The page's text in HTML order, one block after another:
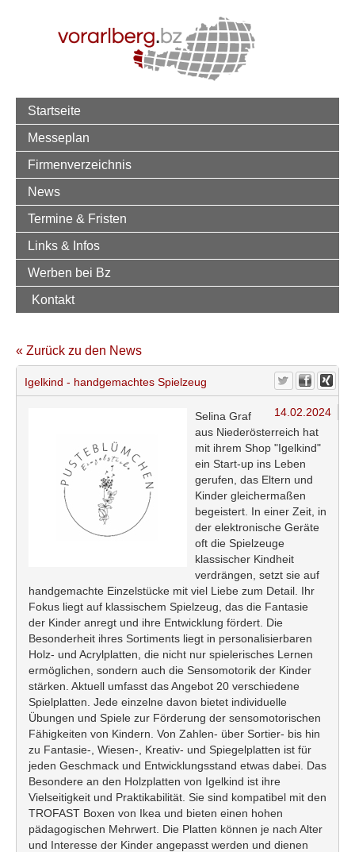
Startseite
Messeplan
Firmenverzeichnis
News
Termine & Fristen
Links & Infos
Werben bei Bz
Kontakt
« Zurück zu den News
Igelkind - handgemachtes Spielzeug
14.02.2024
Selina Graf
aus Niederösterreich hat
mit ihrem Shop "Igelkind"
ein Start-up ins Leben
gerufen, das Eltern und
Kinder gleichermaßen
begeistert. In einer Zeit, in
der elektronische Geräte
oft die Spielzeuge
klassischer Kindheit
verdrängen, setzt sie auf
handgemachte Einzelstücke mit viel Liebe zum Detail. Ihr
Fokus liegt auf klassischem Spielzeug, das die Fantasie
der Kinder anregt und ihre Entwicklung fördert. Die
Besonderheit ihres Sortiments liegt in personalisierbaren
Holz- und Acrylplatten, die nicht nur spielerisches Lernen
ermöglichen, sondern auch die Sensomotorik der Kinder
stärken. Aktuell umfasst das Angebot 20 verschiedene
Spielplatten. Jede einzelne davon bietet individuelle
Übungen und Spiele zur Förderung der sensomotorischen
Fähigkeiten von Kindern. Von Zahlen- über Sortier- bis hin
zu Fantasie-, Wiesen-, Kreativ- und Spiegelplatten ist für
jeden Geschmack und Entwicklungsstand etwas dabei. Das
Besondere an den Holzplatten von Igelkind ist ihre
Vielseitigkeit und Praktikabilität. Sie sind kompatibel mit den
TROFAST Boxen von Ikea und bieten einen hohen
pädagogischen Mehrwert. Die Platten können je nach Alter
und Interesse der Kinder angepasst werden und dienen